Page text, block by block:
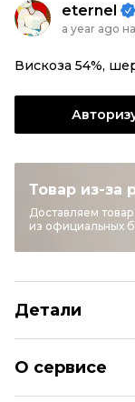
eternel
a year ago
Вискоза 54%,
Товар из-за
Доставляем
из официальных
Детали
О сервисе